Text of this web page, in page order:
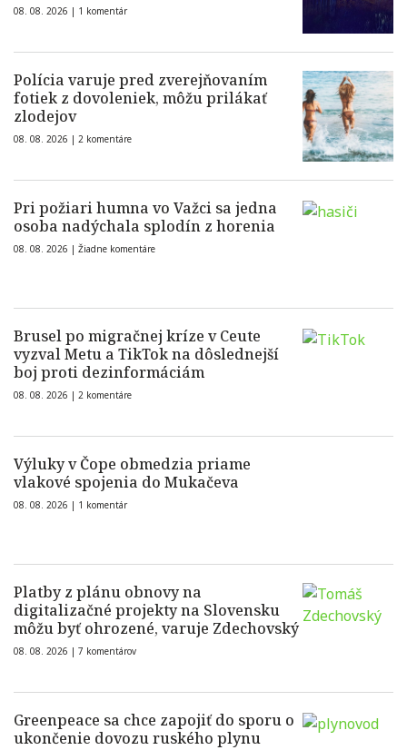
08. 08. 2026 | 1 komentár
Polícia varuje pred zverejňovaním
fotiek z dovoleniek, môžu prilákať
zlodejov
08. 08. 2026 | 2 komentáre
Pri požiari humna vo Važci sa jedna
osoba nadýchala splodín z horenia
08. 08. 2026 | Žiadne komentáre
Brusel po migračnej kríze v Ceute
vyzval Metu a TikTok na dôslednejší
boj proti dezinformáciám
08. 08. 2026 | 2 komentáre
Výluky v Čope obmedzia priame
vlakové spojenia do Mukačeva
08. 08. 2026 | 1 komentár
Platby z plánu obnovy na
digitalizačné projekty na Slovensku
môžu byť ohrozené, varuje Zdechovský
08. 08. 2026 | 7 komentárov
Greenpeace sa chce zapojiť do sporu o
ukončenie dovozu ruského plynu